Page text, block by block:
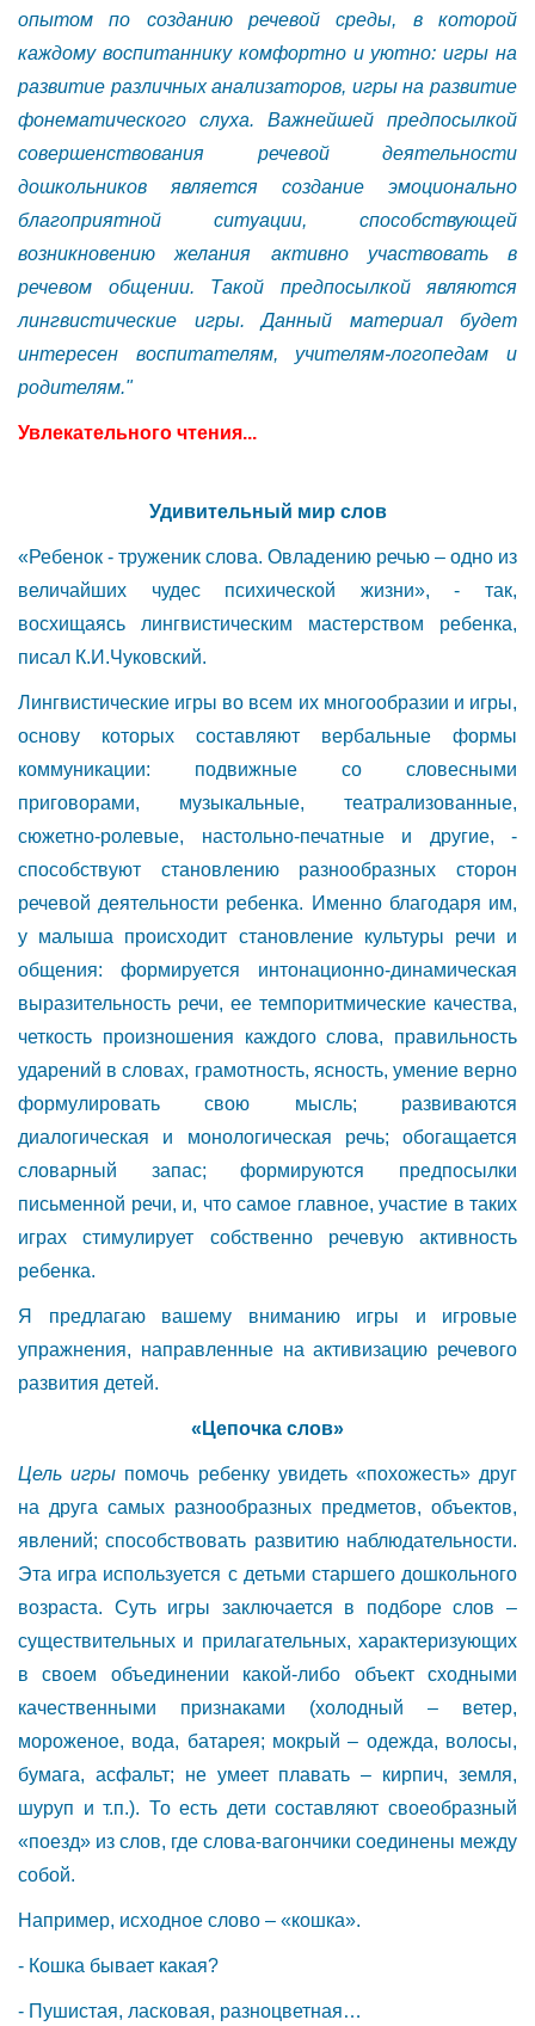
опытом по созданию речевой среды, в которой
каждому воспитаннику комфортно и уютно: игры на
развитие различных анализаторов, игры на развитие
фонематического слуха. Важнейшей предпосылкой
совершенствования речевой деятельности
дошкольников является создание эмоционально
благоприятной ситуации, способствующей
возникновению желания активно участвовать в
речевом общении. Такой предпосылкой являются
лингвистические игры. Данный материал будет
интересен воспитателям, учителям-логопедам и
родителям."
Увлекательного чтения...
Удивительный мир слов
«Ребенок - труженик слова. Овладению речью – одно из
величайших чудес психической жизни», - так,
восхищаясь лингвистическим мастерством ребенка,
писал К.И.Чуковский.
Лингвистические игры во всем их многообразии и игры,
основу которых составляют вербальные формы
коммуникации: подвижные со словесными
приговорами, музыкальные, театрализованные,
сюжетно-ролевые, настольно-печатные и другие, -
способствуют становлению разнообразных сторон
речевой деятельности ребенка. Именно благодаря им,
у малыша происходит становление культуры речи и
общения: формируется интонационно-динамическая
выразительность речи, ее темпоритмические качества,
четкость произношения каждого слова, правильность
ударений в словах, грамотность, ясность, умение верно
формулировать свою мысль; развиваются
диалогическая и монологическая речь; обогащается
словарный запас; формируются предпосылки
письменной речи, и, что самое главное, участие в таких
играх стимулирует собственно речевую активность
ребенка.
Я предлагаю вашему вниманию игры и игровые
упражнения, направленные на активизацию речевого
развития детей.
«Цепочка слов»
Цель игры помочь ребенку увидеть «похожесть» друг
на друга самых разнообразных предметов, объектов,
явлений; способствовать развитию наблюдательности.
Эта игра используется с детьми старшего дошкольного
возраста. Суть игры заключается в подборе слов –
существительных и прилагательных, характеризующих
в своем объединении какой-либо объект сходными
качественными признаками (холодный – ветер,
мороженое, вода, батарея; мокрый – одежда, волосы,
бумага, асфальт; не умеет плавать – кирпич, земля,
шуруп и т.п.). То есть дети составляют своеобразный
«поезд» из слов, где слова-вагончики соединены между
собой.
Например, исходное слово – «кошка».
- Кошка бывает какая?
- Пушистая, ласковая, разноцветная…